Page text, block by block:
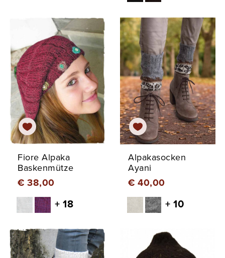
Fiore Alpaka
Baskenmütze
€ 38,00
+ 18
Alpakasocken
Ayani
€ 40,00
+ 10